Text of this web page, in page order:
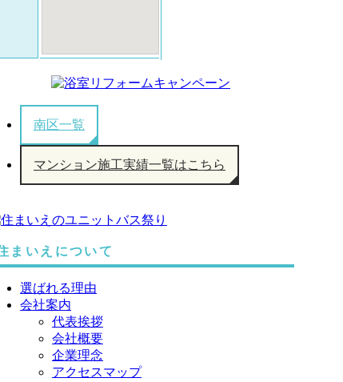
南区一覧
マンション施工実績一覧はこちら
まいえについて
選ばれる理由
会社案内
代表挨拶
会社概要
企業理念
アクセスマップ